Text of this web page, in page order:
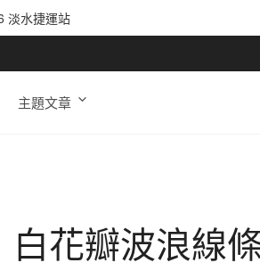
淡水捷運站
主題文章
白花瓣波浪線